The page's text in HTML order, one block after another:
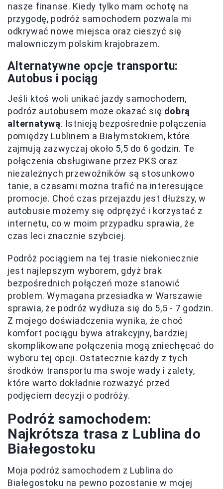
nasze finanse. Kiedy tylko mam ochotę na
przygodę, podróż samochodem pozwala mi
odkrywać nowe miejsca oraz cieszyć się
malowniczym polskim krajobrazem.
Alternatywne opcje transportu:
Autobus i pociąg
Jeśli ktoś woli unikać jazdy samochodem,
podróż autobusem może okazać się dobrą
alternatywą. Istnieją bezpośrednie połączenia
pomiędzy Lublinem a Białymstokiem, które
zajmują zazwyczaj około 5,5 do 6 godzin. Te
połączenia obsługiwane przez PKS oraz
niezależnych przewoźników są stosunkowo
tanie, a czasami można trafić na interesujące
promocje. Choć czas przejazdu jest dłuższy, w
autobusie możemy się odprężyć i korzystać z
internetu, co w moim przypadku sprawia, że
czas leci znacznie szybciej.
Podróż pociągiem na tej trasie niekoniecznie
jest najlepszym wyborem, gdyż brak
bezpośrednich połączeń może stanowić
problem. Wymagana przesiadka w Warszawie
sprawia, że podróż wydłuża się do 5,5 - 7 godzin.
Z mojego doświadczenia wynika, że choć
komfort pociągu bywa atrakcyjny, bardziej
skomplikowane połączenia mogą zniechęcać do
wyboru tej opcji. Ostatecznie każdy z tych
środków transportu ma swoje wady i zalety,
które warto dokładnie rozważyć przed
podjęciem decyzji o podróży.
Podróż samochodem:
Najkrótsza trasa z Lublina do
Białegostoku
Moja podróż samochodem z Lublina do
Białegostoku na pewno pozostanie w mojej